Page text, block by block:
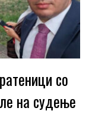
со
на судење